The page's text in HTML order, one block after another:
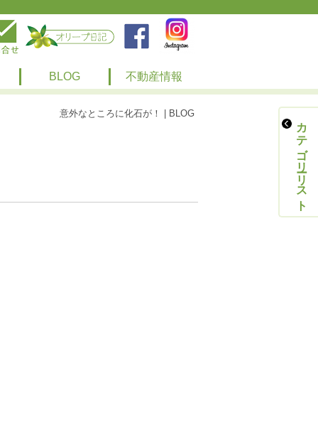
BLOG 不動産情報
意外なところに化石が！ | BLOG
カテゴリーリスト